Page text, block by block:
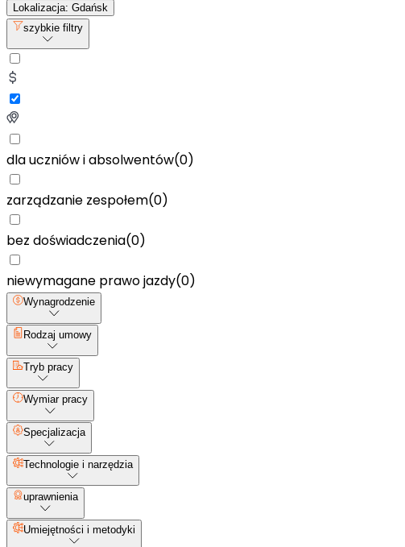
Lokalizacja: Gdańsk
szybkie filtry
dla uczniów i absolwentów(0)
zarządzanie zespołem(0)
bez doświadczenia(0)
niewymagane prawo jazdy(0)
Wynagrodzenie
Rodzaj umowy
Tryb pracy
Wymiar pracy
Specjalizacja
Technologie i narzędzia
uprawnienia
Umiejętności i metodyki